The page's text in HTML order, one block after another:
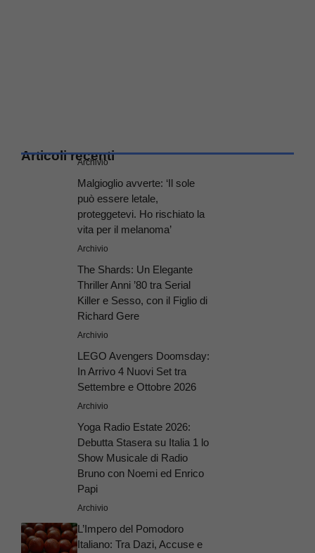
Articoli recenti
Archivio
Malgioglio avverte: ‘Il sole
può essere letale,
proteggetevi. Ho rischiato la
vita per il melanoma’
Archivio
The Shards: Un Elegante
Thriller Anni ’80 tra Serial
Killer e Sesso, con il Figlio di
Richard Gere
Archivio
LEGO Avengers Doomsday:
In Arrivo 4 Nuovi Set tra
Settembre e Ottobre 2026
Archivio
Yoga Radio Estate 2026:
Debutta Stasera su Italia 1 lo
Show Musicale di Radio
Bruno con Noemi ed Enrico
Papi
Archivio
L’Impero del Pomodoro
Italiano: Tra Dazi, Accuse e